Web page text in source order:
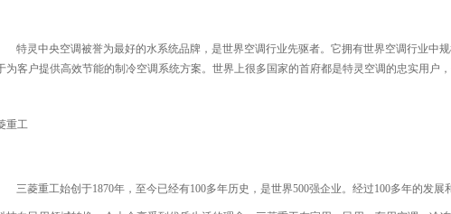
特灵中央空调被誉为最好的水系统品牌，是世界空调行业先驱者。它拥有世界空调行业中
为客户提供高效节能的制冷空调系统方案。世界上很多国家的首府都是特灵空调的忠实用户
重工
三菱重工始创于1870年，至今已经有100多年历史，是世界500强企业。经过100多年的发展